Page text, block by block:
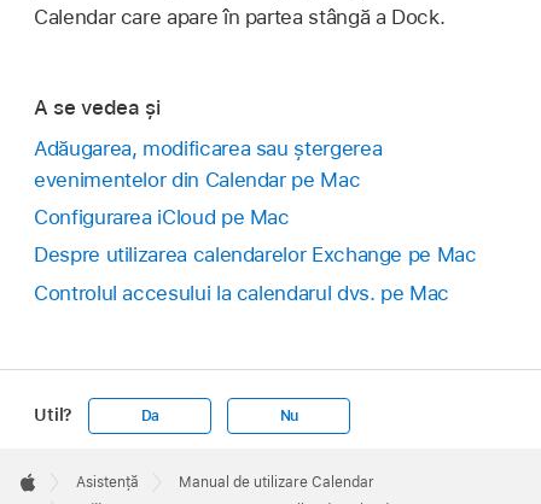
Calendar care apare în partea stângă a Dock.
A se vedea și
Adăugarea, modificarea sau ștergerea
evenimentelor din Calendar pe Mac
Configurarea iCloud pe Mac
Despre utilizarea calendarelor Exchange pe Mac
Controlul accesului la calendarul dvs. pe Mac
Util? Da Nu
Footer

Asistență
Manual de utilizare Calendar